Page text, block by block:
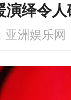
演绎令人
亚洲娱乐网